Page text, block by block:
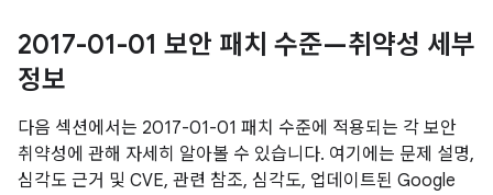
2017-01-01 보안 패치 수준—취약성 세부
정보
다음 섹션에서는 2017-01-01 패치 수준에 적용되는 각 보안
취약성에 관해 자세히 알아볼 수 있습니다. 여기에는 문제 설명,
심각도 근거 및 CVE, 관련 참조, 심각도, 업데이트된 Google